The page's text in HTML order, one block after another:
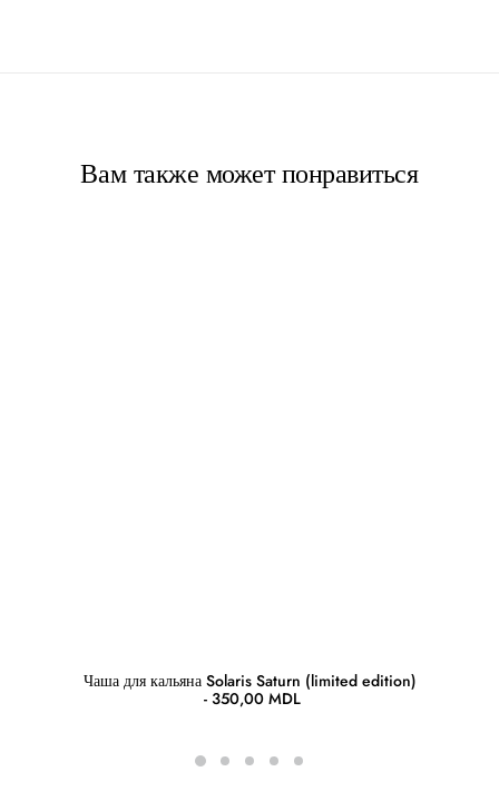
Вам также может понравиться
Чаша для кальяна Solaris Saturn (limited edition)
350,00MDL